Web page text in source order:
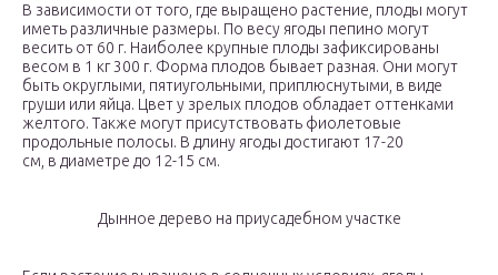
В зависимости от того, где выращено растение, плоды могут
иметь различные размеры. По весу ягоды пепино могут
весить от 60 г. Наиболее крупные плоды зафиксированы
весом в 1 кг 300 г. Форма плодов бывает разная. Они могут
быть округлыми, пятиугольными, приплюснутыми, в виде
груши или яйца. Цвет у зрелых плодов обладает оттенками
желтого. Также могут присутствовать фиолетовые
продольные полосы. В длину ягоды достигают 17-20
см, в диаметре до 12-15 см.
Дынное дерево на приусадебном участке